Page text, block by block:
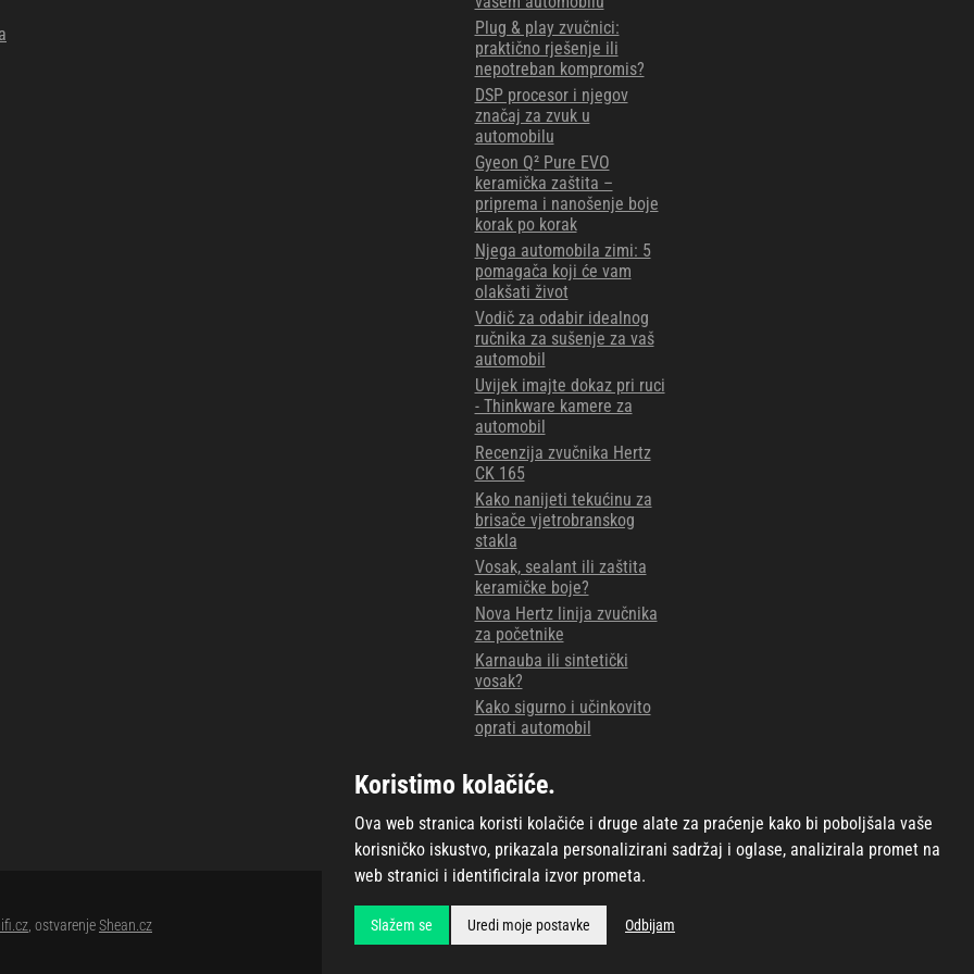
Plug & play zvučnici:
praktično rješenje ili
nepotreban kompromis?
DSP procesor i njegov
značaj za zvuk u
automobilu
Gyeon Q² Pure EVO
keramička zaštita –
priprema i nanošenje boje
korak po korak
Njega automobila zimi: 5
pomagača koji će vam
olakšati život
Vodič za odabir idealnog
ručnika za sušenje za vaš
automobil
Uvijek imajte dokaz pri ruci
- Thinkware kamere za
automobil
Recenzija zvučnika Hertz
CK 165
Kako nanijeti tekućinu za
brisače vjetrobranskog
stakla
Vosak, sealant ili zaštita
keramičke boje?
Nova Hertz linija zvučnika
za početnike
Karnauba ili sintetički
vosak?
Kako sigurno i učinkovito
oprati automobil
zaštite na kotače
, ostvarenjeShean.cz
Koristimo kolačiće.
Ova web stranica koristi kolačiće i druge alate za praćenje kako bi poboljšala vaše
korisničko iskustvo, prikazala personalizirani sadržaj i oglase, analizirala promet na
web stranici i identificirala izvor prometa.
Slažem se Uredi moje postavke Odbijam